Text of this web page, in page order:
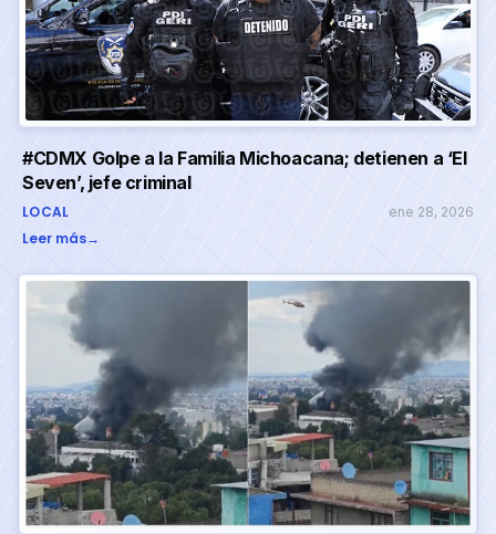
#CDMX Golpe a la Familia Michoacana; detienen a ‘El
Seven’, jefe criminal
LOCAL ene 28, 2026
Leer más→